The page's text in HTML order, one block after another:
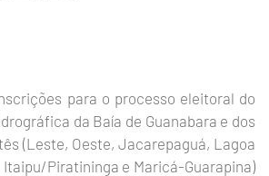
para o processo eleitoral do
da Baía de Guanabara e dos
(Leste, Oeste, Jacarepaguá, Lagoa
Itaipu/Piratininga e Maricá-Guarapina)